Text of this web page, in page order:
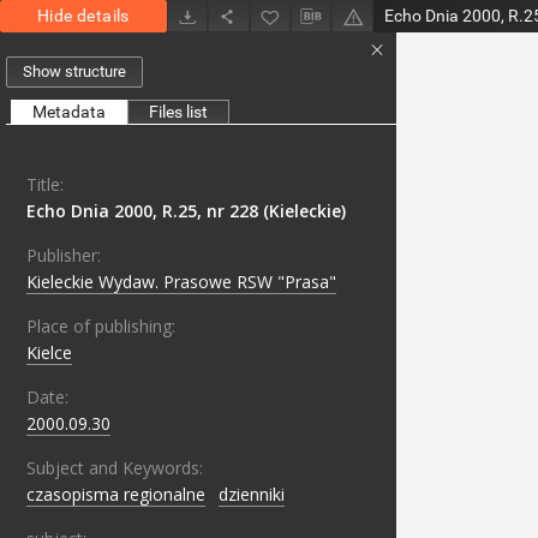
Hide details Echo Dnia 2000,
Show structure
Metadata Files list
Title:
Echo Dnia 2000, R.25, nr 228 (Kieleckie)
Publisher:
Kieleckie Wydaw. Prasowe RSW "Prasa"
Place of publishing:
Kielce
Date:
2000.09.30
Subject and Keywords:
czasopisma regionalne
dzienniki